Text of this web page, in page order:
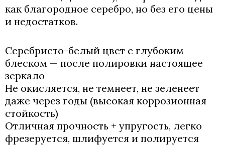
как благородное серебро, но без его цены
и недостатков.
Серебристо-белый цвет с глубоким
блеском — после полировки настоящее
зеркало
Не окисляется, не темнеет, не зеленеет
даже через годы (высокая коррозионная
стойкость)
Отличная прочность + упругость, легко
фрезеруется, шлифуется и полируется